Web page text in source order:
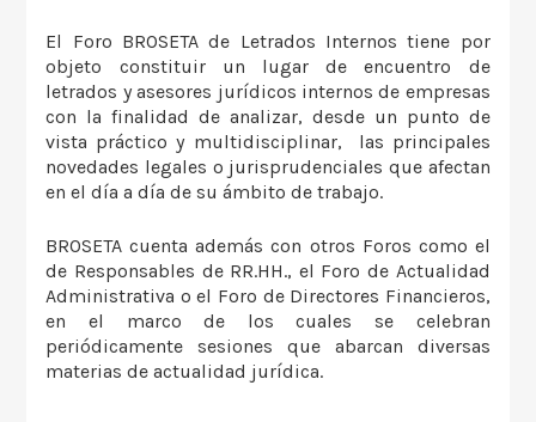
El Foro BROSETA de Letrados Internos tiene por
objeto constituir un lugar de encuentro de
letrados y asesores jurídicos internos de empresas
con la finalidad de analizar, desde un punto de
vista práctico y multidisciplinar, las principales
novedades legales o jurisprudenciales que afectan
en el día a día de su ámbito de trabajo.
BROSETA cuenta además con otros Foros como el
de Responsables de RR.HH., el Foro de Actualidad
Administrativa o el Foro de Directores Financieros,
en el marco de los cuales se celebran
periódicamente sesiones que abarcan diversas
materias de actualidad jurídica.